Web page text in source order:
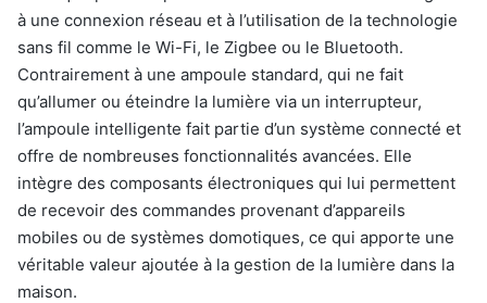
à une connexion réseau et à l’utilisation de la technologie
sans fil comme le Wi-Fi, le Zigbee ou le Bluetooth.
Contrairement à une ampoule standard, qui ne fait
qu’allumer ou éteindre la lumière via un interrupteur,
l’ampoule intelligente fait partie d’un système connecté et
offre de nombreuses fonctionnalités avancées. Elle
intègre des composants électroniques qui lui permettent
de recevoir des commandes provenant d’appareils
mobiles ou de systèmes domotiques, ce qui apporte une
véritable valeur ajoutée à la gestion de la lumière dans la
maison.